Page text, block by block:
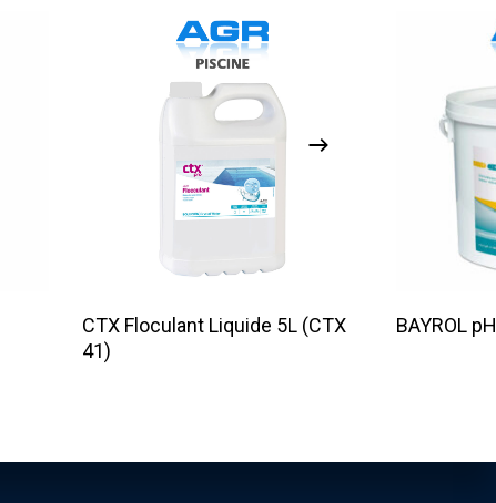
Lire La Suite
CTX Floculant Liquide 5L (CTX
41)
BAYROL